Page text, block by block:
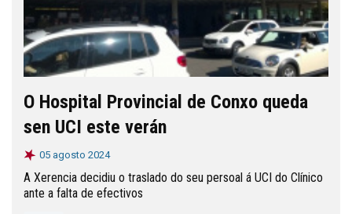
O Hospital Provincial de Conxo queda
sen UCI este verán
05 agosto 2024
A Xerencia decidiu o traslado do seu persoal á UCI do Clínico
ante a falta de efectivos